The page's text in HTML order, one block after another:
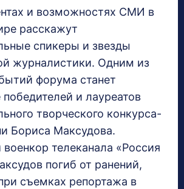
и возможностях СМИ в
расскажут
спикеры и звезды
журналистики. Одним из
форума станет
и лауреатов
творческого конкурса-
Бориса Максудова.
телеканала «Россия
погиб от ранений,
съемках репортажа в